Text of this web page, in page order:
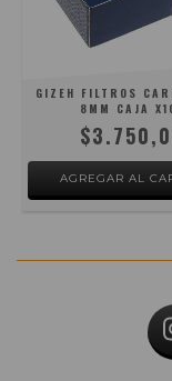
GIZEH FILTROS
8MM CAJA